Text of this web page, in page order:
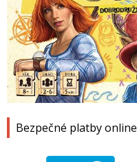
Bezpečné platby online